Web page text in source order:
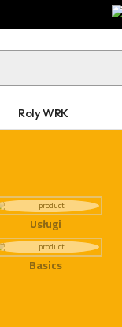
Roly WRK
Usługi
Basics